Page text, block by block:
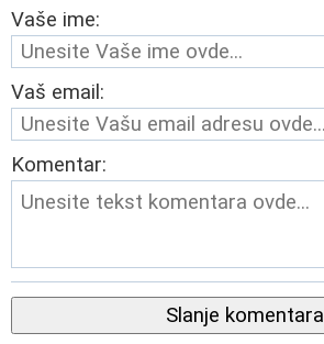
Vaše ime:
Vaš email:
Komentar:
Slanje komentara